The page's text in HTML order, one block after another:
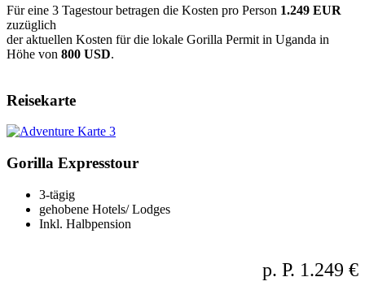
Für eine 3 Tagestour betragen die Kosten pro Person 1.249 EUR
zuzüglich
der aktuellen Kosten für die lokale Gorilla Permit in Uganda in
Höhe von 800 USD.
Reisekarte
Gorilla Expresstour
3-tägig
gehobene Hotels/ Lodges
Inkl. Halbpension
p. P. 1.249 €